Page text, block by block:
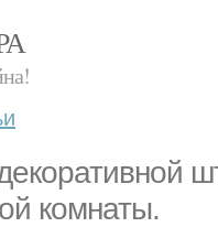
комнаты.